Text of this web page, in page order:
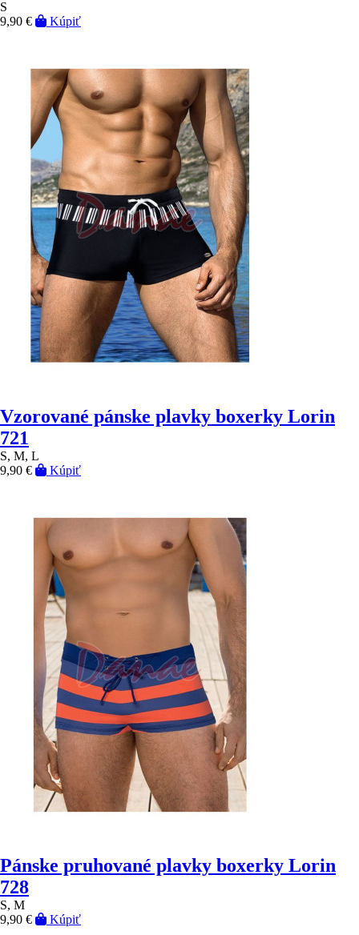
S
9,90 €
Kúpiť
Vzorované pánske plavky boxerky Lorin
721
S, M, L
9,90 €
Kúpiť
Pánske pruhované plavky boxerky Lorin
728
S, M
9,90 €
Kúpiť